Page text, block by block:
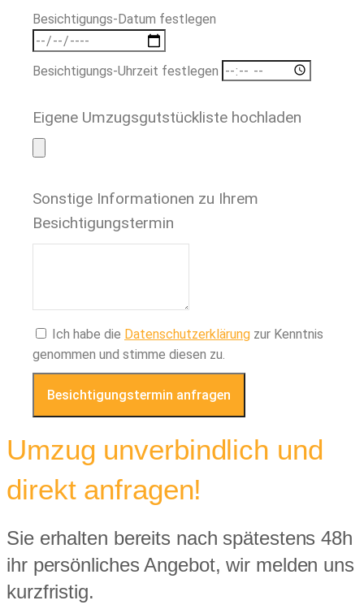
Besichtigungs-Datum festlegen
Besichtigungs-Uhrzeit festlegen
Eigene Umzugsgutstückliste hochladen
Sonstige Informationen zu Ihrem
Besichtigungstermin
Ich habe die Datenschutzerklärung zur Kenntnis
genommen und stimme diesen zu.
Besichtigungstermin anfragen
Umzug unverbindlich und
direkt anfragen!
Sie erhalten bereits nach spätestens 48h
ihr persönliches Angebot, wir melden uns
kurzfristig.